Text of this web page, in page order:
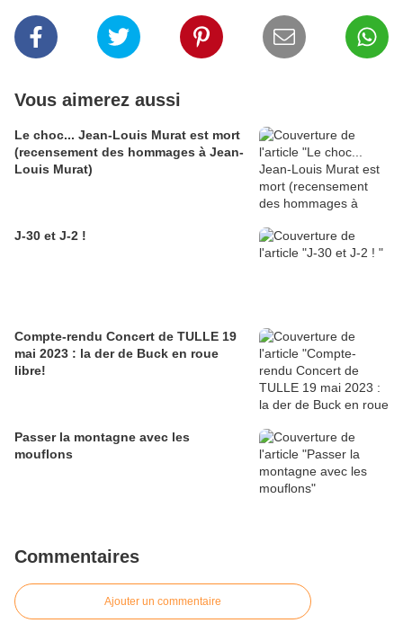
Vous aimerez aussi
Le choc... Jean-Louis Murat est mort
(recensement des hommages à Jean-
Louis Murat)
J-30 et J-2 !
Compte-rendu Concert de TULLE 19
mai 2023 : la der de Buck en roue
libre!
Passer la montagne avec les
mouflons
Commentaires
Ajouter un commentaire